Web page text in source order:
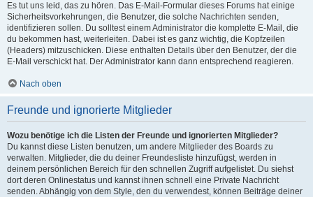
Es tut uns leid, das zu hören. Das E-Mail-Formular dieses Forums hat einige
Sicherheitsvorkehrungen, die Benutzer, die solche Nachrichten senden,
identifizieren sollen. Du solltest einem Administrator die komplette E-Mail, die
du bekommen hast, weiterleiten. Dabei ist es ganz wichtig, die Kopfzeilen
(Headers) mitzuschicken. Diese enthalten Details über den Benutzer, der die
E-Mail verschickt hat. Der Administrator kann dann entsprechend reagieren.
Nach oben
Freunde und ignorierte Mitglieder
Wozu benötige ich die Listen der Freunde und ignorierten Mitglieder?
Du kannst diese Listen benutzen, um andere Mitglieder des Boards zu
verwalten. Mitglieder, die du deiner Freundesliste hinzufügst, werden in
deinem persönlichen Bereich für den schnellen Zugriff aufgelistet. Du siehst
dort deren Onlinestatus und kannst ihnen schnell eine Private Nachricht
senden. Abhängig von dem Style, den du verwendest, können Beiträge deiner